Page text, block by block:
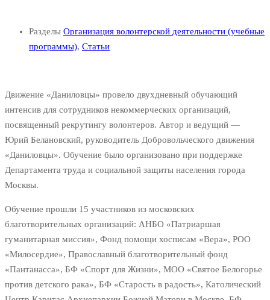
Разделы Организация волонтерской деятельности (учебные
программы), Статьи
Движение «Даниловцы» провело двухдневный обучающий
интенсив для сотрудников некоммерческих организаций,
посвященный рекрутингу волонтеров. Автор и ведущий —
Юрий Белановский, руководитель Добровольческого движения
«Даниловцы». Обучение было организовано при поддержке
Департамента труда и социальной защиты населения города
Москвы.
Обучение прошли 15 участников из московских
благотворительных организаций: АНБО «Патриаршая
гуманитарная миссия», Фонд помощи хосписам «Вера», РОО
«Милосердие», Православный благотворительный фонд
«Пантанасса», БФ «Спорт для Жизни», МОО «Святое Белогорье
против детского рака», БФ «Старость в радость», Католический